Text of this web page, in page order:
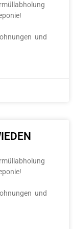
und
und